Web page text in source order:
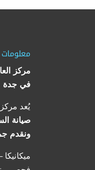
مركز
في جدة
يُعد
صيانة
ونقدم